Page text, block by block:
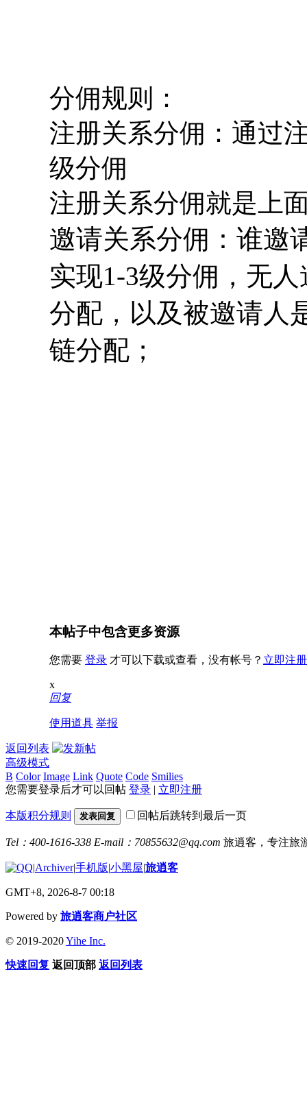
分佣规则：
注册关系分佣： 通过
级分佣
注册关系分佣就是上
邀请关系分佣：谁邀
实现1-3级分佣，无
分配，以及被邀请人
链分配；
本帖子中包含更多资源
您需要 登录 才可以下载或查看，没有帐号？ 立即注册
x
回复
使用道具 举报
返回列表
高级模式
B Color Image Link Quote Code Smilies
您需要登录后才可以回帖 登录 | 立即注册
本版积分规则 发表回复 回帖后跳转到最后一页
Tel：400-1616-338 E-mail：70855632@qq.com 旅逍客，专注旅
|Archiver|手机版|小黑屋|旅逍客
GMT+8, 2026-8-7 00:18
Powered by 旅逍客商户社区
© 2019-2020Yihe Inc.
快速回复 返回顶部 返回列表